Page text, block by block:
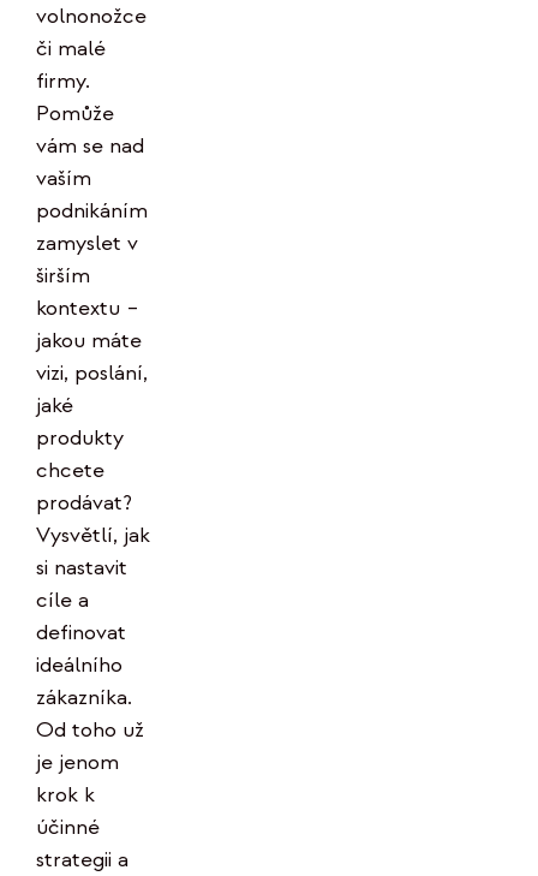
volnonožce
či malé
firmy.
Pomůže
vám se nad
vaším
podnikáním
zamyslet v
širším
kontextu –
jakou máte
vizi, poslání,
jaké
produkty
chcete
prodávat?
Vysvětlí, jak
si nastavit
cíle a
definovat
ideálního
zákazníka.
Od toho už
je jenom
krok k
účinné
strategii a